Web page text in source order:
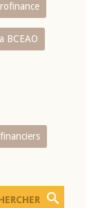
BCEAO